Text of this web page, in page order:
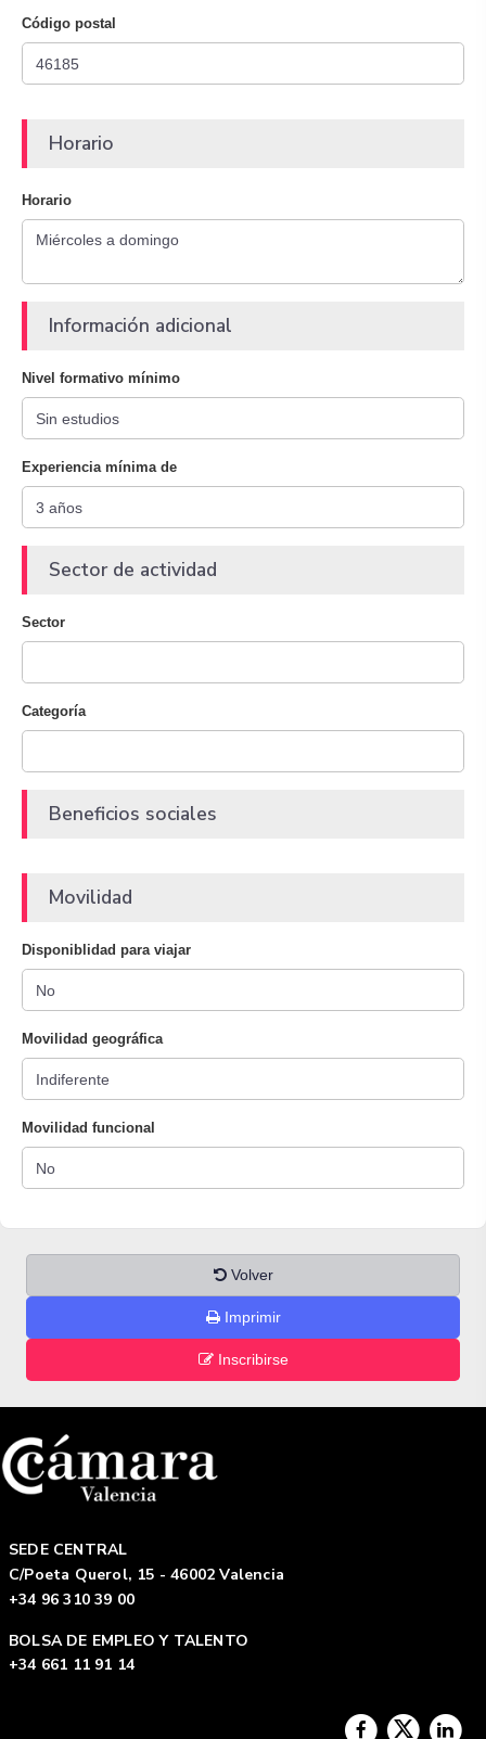
Código postal
Horario
Horario
Información adicional
Nivel formativo mínimo
Experiencia mínima de
Sector de actividad
Sector
Categoría
Beneficios sociales
Movilidad
Disponiblidad para viajar
Movilidad geográfica
Movilidad funcional
Volver
Imprimir
Inscribirse
SEDE CENTRAL
C/Poeta Querol, 15 - 46002 Valencia
+34 96 310 39 00
BOLSA DE EMPLEO Y TALENTO
+34 661 11 91 14